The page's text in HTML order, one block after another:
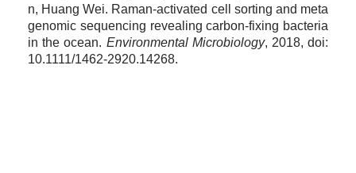
n, Huang Wei. Raman-activated cell sorting and meta
genomic sequencing revealing carbon-fixing bacteria
in the ocean. Environmental Microbiology, 2018, doi:
10.1111/1462-2920.14268.